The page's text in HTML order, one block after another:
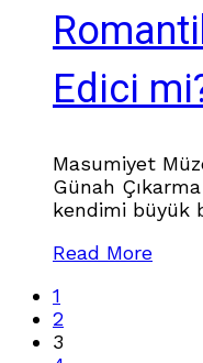
Edici
Masumiyet
Günah
kendimi büyük
trajik, derin,
arasındaki o
yeniden
yer yer de “Bu
Read More
1
2
3